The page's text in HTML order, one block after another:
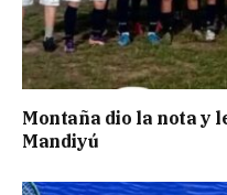
Montaña dio la nota y
Mandiyú